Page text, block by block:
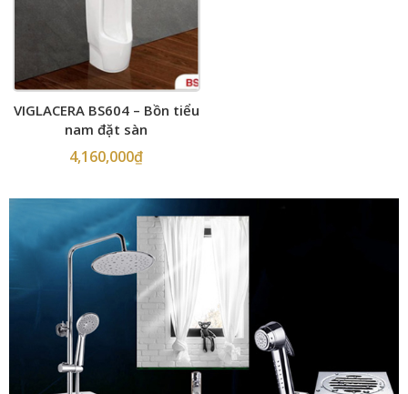
VIGLACERA BS604 – Bồn tiểu
nam đặt sàn
4,160,000₫